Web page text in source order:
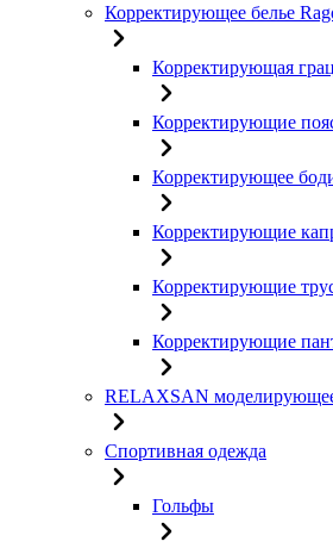
Корректирующее белье
Корректирующая
Корректирующие
Корректирующее
Корректирующие
Корректирующие
Корректирующие
RELAXSAN моделирующее
Спортивная одежда
Гольфы